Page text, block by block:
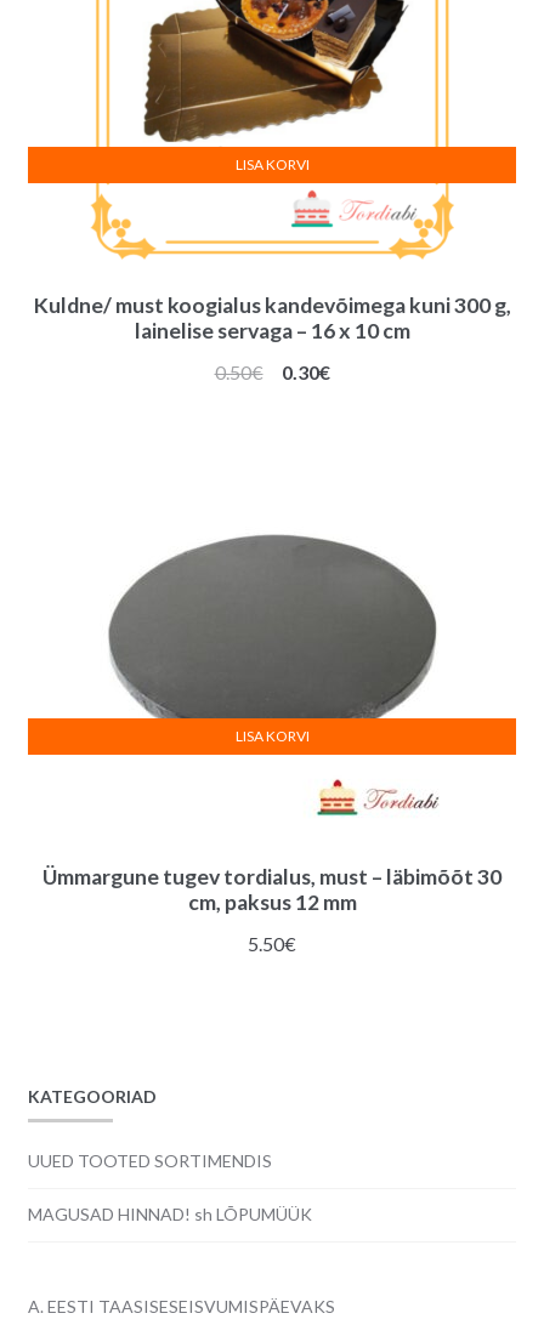
Kuldne/ must koogialus kandevõimega kuni 300 g,
lainelise servaga – 16 x 10 cm
0.50€
Algne
0.30€Praegune
LISA KORVI
Ümmargune tugev tordialus, must – läbimõõt 30
cm, paksus 12 mm
5.50€
LISA KORVI
KATEGOORIAD
UUED TOOTED SORTIMENDIS
MAGUSAD HINNAD! sh LÕPUMÜÜK
A. EESTI TAASISESEISVUMISPÄEVAKS